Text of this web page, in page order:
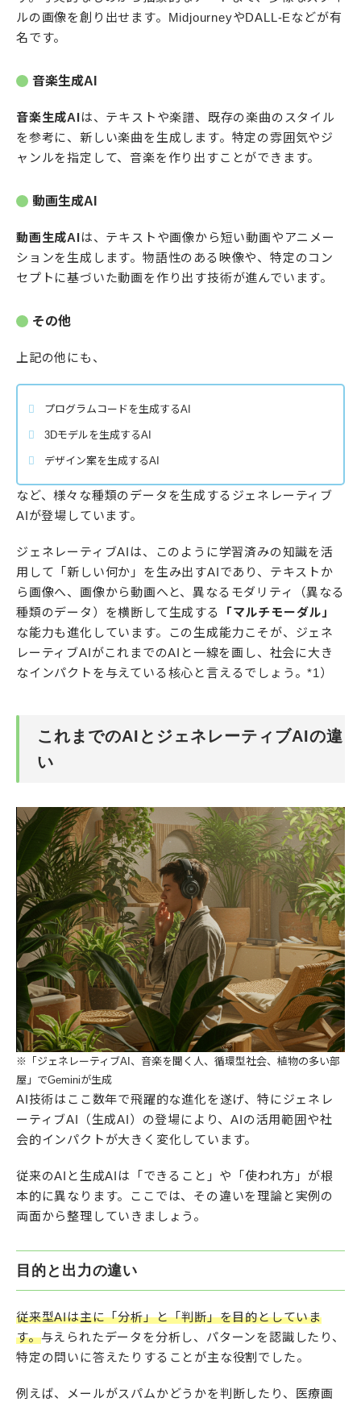
ルの画像を創り出せます。MidjourneyやDALL-Eなどが有
名です。
音楽生成AI
音楽生成AIは、テキストや楽譜、既存の楽曲のスタイル
を参考に、新しい楽曲を生成します。特定の雰囲気やジ
ャンルを指定して、音楽を作り出すことができます。
動画生成AI
動画生成AIは、テキストや画像から短い動画やアニメー
ションを生成します。物語性のある映像や、特定のコン
セプトに基づいた動画を作り出す技術が進んでいます。
その他
上記の他にも、
プログラムコードを生成するAI
3Dモデルを生成するAI
デザイン案を生成するAI
など、様々な種類のデータを生成するジェネレーティブ
AIが登場しています。
ジェネレーティブAIは、このように学習済みの知識を活
用して「新しい何か」を生み出すAIであり、テキストか
ら画像へ、画像から動画へと、異なるモダリティ（異なる
種類のデータ）を横断して生成する
「マルチモーダル」
な能力も進化しています。この生成能力こそが、ジェネ
レーティブAIがこれまでのAIと一線を画し、社会に大き
なインパクトを与えている核心と言えるでしょう。*1）
これまでのAIとジェネレーティブAIの違
い
※「ジェネレーティブAI、音楽を聞く人、循環型社会、植物の多い部
屋」でGeminiが生成
AI技術はここ数年で飛躍的な進化を遂げ、特にジェネレ
ーティブAI（生成AI）の登場により、AIの活用範囲や社
会的インパクトが大きく変化しています。
従来のAIと生成AIは「できること」や「使われ方」が根
本的に異なります。ここでは、その違いを理論と実例の
両面から整理していきましょう。
目的と出力の違い
従来型AIは主に「分析」と「判断」を目的としていま
す。与えられたデータを分析し、パターンを認識したり、
特定の問いに答えたりすることが主な役割でした。
例えば、メールがスパムかどうかを判断したり、医療画